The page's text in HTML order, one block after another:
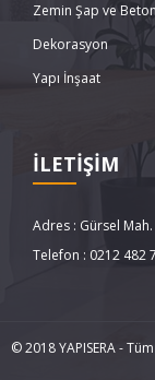
Zemin Şap ve Beton
Dekorasyon
Yapı İnşaat
İLETİŞİM
Adres : Gürsel
Telefon : 0212 482
© 2018 YAPISERA -